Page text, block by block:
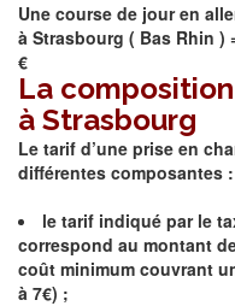
Une course de jour en
à Strasbourg ( Bas Rhin )
€
La
à Strasbourg
Le tarif d’une prise en
différentes composantes :
le tarif indiqué par le
correspond au montant
coût minimum couvrant
à 7€) ;